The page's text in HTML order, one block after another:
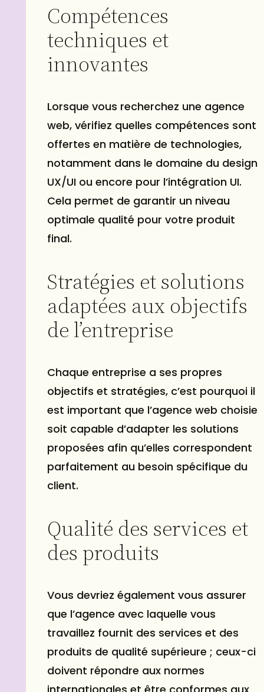
Compétences
techniques et
innovantes
Lorsque vous recherchez une agence
web, vérifiez quelles compétences sont
offertes en matière de technologies,
notamment dans le domaine du design
UX/UI ou encore pour l’intégration UI.
Cela permet de garantir un niveau
optimale qualité pour votre produit
final.
Stratégies et solutions
adaptées aux objectifs
de l’entreprise
Chaque entreprise a ses propres
objectifs et stratégies, c’est pourquoi il
est important que l’agence web choisie
soit capable d’adapter les solutions
proposées afin qu’elles correspondent
parfaitement au besoin spécifique du
client.
Qualité des services et
des produits
Vous devriez également vous assurer
que l’agence avec laquelle vous
travaillez fournit des services et des
produits de qualité supérieure ; ceux-ci
doivent répondre aux normes